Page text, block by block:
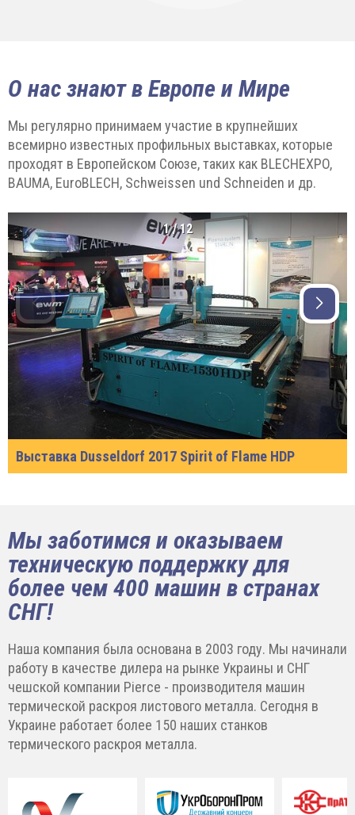
О нас знают в Европе и Мире
Мы регулярно принимаем участие в крупнейших
всемирно известных профильных выставках, которые
проходят в Европейском Союзе, таких как BLECHEXPO,
BAUMA, EuroBLECH, Schweissen und Schneiden и др.
Выставка Dusseldorf 2017 Spirit of Flame HDP
1/12
Мы заботимся и оказываем
техническую поддержку для
более чем 400 машин в странах
СНГ!
Наша компания была основана в 2003 году. Мы начинали
работу в качестве дилера на рынке Украины и СНГ
чешской компании Pierce - производителя машин
термической раскроя листового металла. Сегодня в
Украине работает более 150 наших станков
термического раскроя металла.